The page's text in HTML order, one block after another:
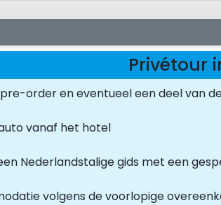
Privétour
order en eventueel een deel van
vanaf het hotel
Nederlandstalige gids met een
volgens de voorlopige